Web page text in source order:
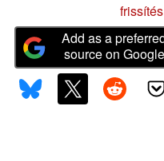
Add as a
source on Google